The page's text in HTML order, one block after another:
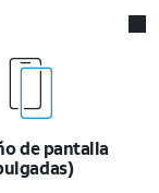
de pantalla